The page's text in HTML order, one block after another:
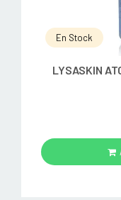
En Stock
LYSASKIN